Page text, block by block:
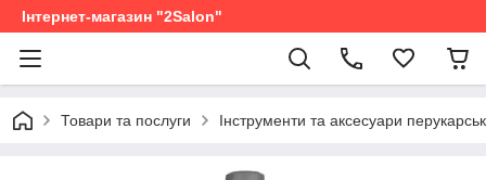
Інтернет-магазин "2Salon"
Товари та послуги Інструменти та аксесуари